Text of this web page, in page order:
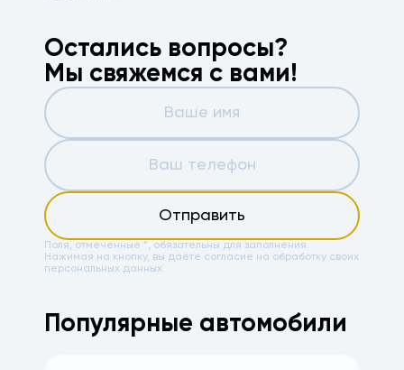
Остались вопросы?
Мы свяжемся с вами!
Отправить
Поля, отмеченные *, обязательны для заполнения.
Нажимая на кнопку, вы даёте согласие на обработку своих
персональных данных.
Популярные автомобили